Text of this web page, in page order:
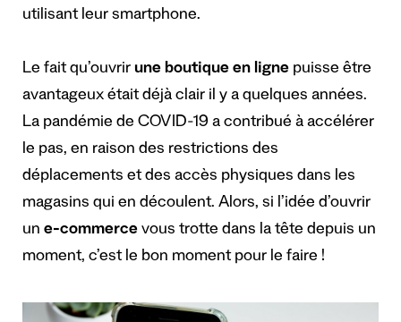
utilisant leur smartphone.
Le fait qu’ouvrir une boutique en ligne puisse être
avantageux était déjà clair il y a quelques années.
La pandémie de COVID-19 a contribué à accélérer
le pas, en raison des restrictions des
déplacements et des accès physiques dans les
magasins qui en découlent. Alors, si l’idée d’ouvrir
un e-commerce vous trotte dans la tête depuis un
moment, c’est le bon moment pour le faire !